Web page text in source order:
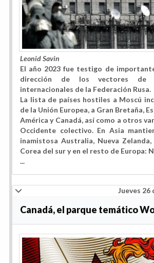
Leonid Savin
El año 2023 fue testigo de
dirección de los vectores de
internacionales de la Federación Rusa.
La lista de países hostiles a Moscú
de la Unión Europea, a Gran Bretaña,
América y Canadá, así como a otros
Occidente colectivo. En Asia
inamistosa Australia, Nueva Zelanda,
Corea del sur y en el resto de Europa:
...
Jueves 26
Canadá, el parque temático